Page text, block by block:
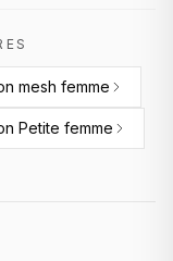
mesh femme
Petite femme